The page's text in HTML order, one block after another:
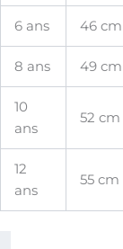
6 ans 46 cm
8 ans 49 cm
10
ans
52 cm
12
ans
55 cm